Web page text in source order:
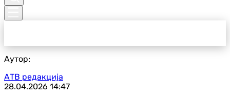
Аутор:
АТВ редакција
28.04.2026 14:47